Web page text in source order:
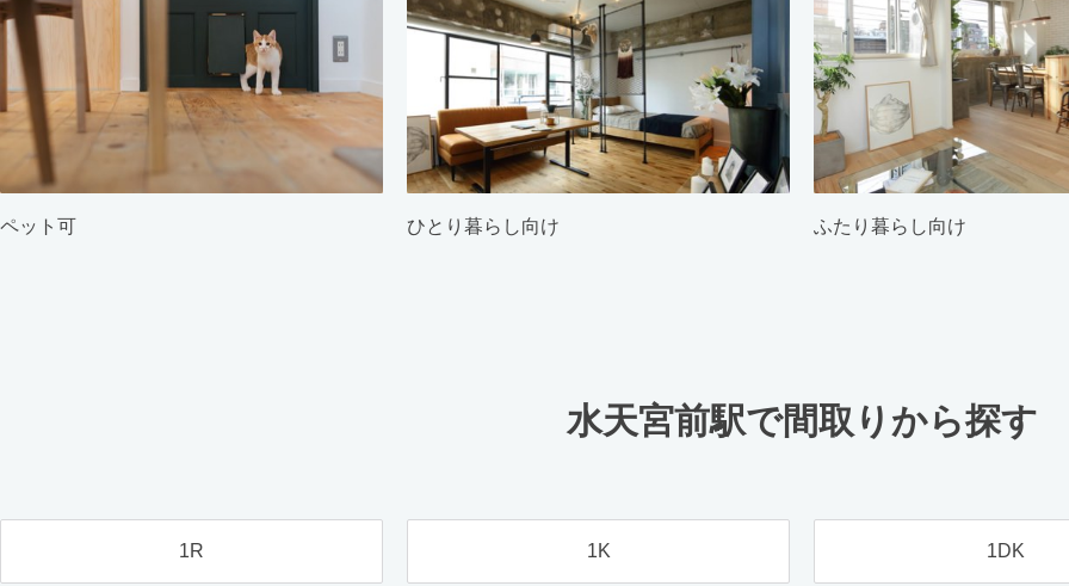
ペット可 ひとり暮らし向け ふたり暮らし向け
水天宮前駅で間取りから探す
1R 1K 1DK